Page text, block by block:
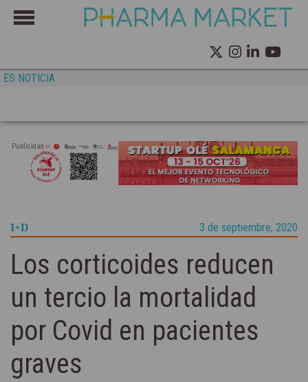
ES NOTICIA
Publicidad
I+D 3 de septiembre, 2020
Los corticoides reducen
un tercio la mortalidad
por Covid en pacientes
graves